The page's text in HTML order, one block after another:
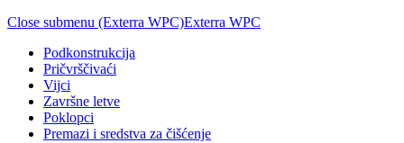
Close submenu (Exterra WPC)Exterra WPC
Podkonstrukcija
Pričvrščivaći
Vijci
Završne letve
Poklopci
Premazi i sredstva za čišćenje